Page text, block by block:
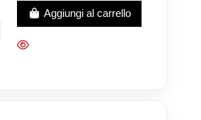
Aggiungi al carrello